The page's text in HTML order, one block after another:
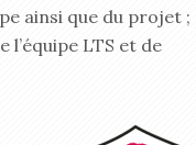
ainsi que du projet ;
l’équipe LTS et de